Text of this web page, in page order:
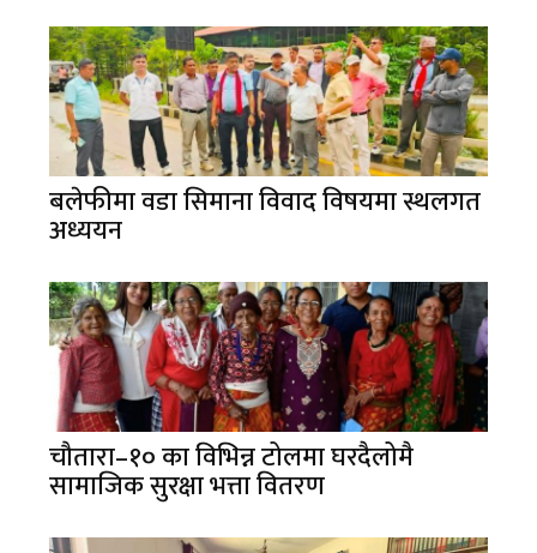
बलेफीमा वडा सिमाना विवाद विषयमा स्थलगत
अध्ययन
चौतारा–१० का विभिन्न टोलमा घरदैलोमै
सामाजिक सुरक्षा भत्ता वितरण